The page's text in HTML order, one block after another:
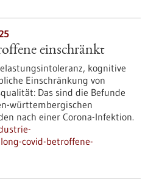
einschränkt
kognitive
Einschränkung von
Das sind die Befunde
württembergischen
nach einer Corona-Infektion.
covid-betroffene-